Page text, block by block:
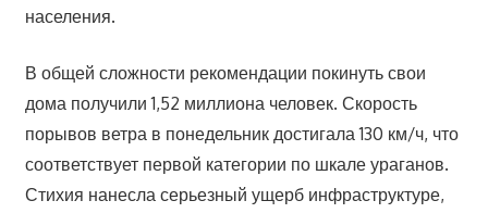
населения.
В общей сложности рекомендации покинуть свои
дома получили 1,52 миллиона человек. Скорость
порывов ветра в понедельник достигала 130 км/ч, что
соответствует первой категории по шкале ураганов.
Стихия нанесла серьезный ущерб инфраструктуре,